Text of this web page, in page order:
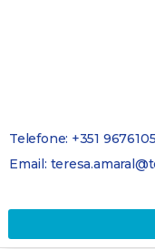
Telefone: +351
Email: